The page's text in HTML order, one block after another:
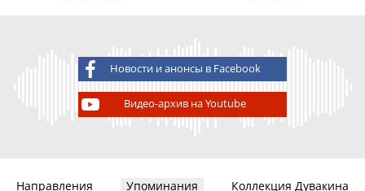
Новости и анонсы в Facebook
Видео-архив на Youtube
Направления Упоминания Коллекция Дувакина